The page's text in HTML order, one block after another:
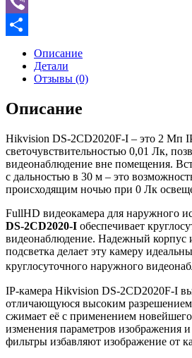
Viber
Отправить
Описание
Детали
Отзывы (0)
Описание
Hikvision DS-2CD2020F-I – это 2 Mп
светочувствительностью 0,01 Лк,
видеонаблюдение вне помещения.
с дальностью в 30 м – это
происходящим ночью при 0 Лк
FullHD видеокамера для наружного
DS-2CD2020-I обеспечивает
видеонаблюдение. Надежный корпус
подсветка делает эту камеру
круглосуточного наружного
IP-камера Hikvision DS-2CD2020F-I
отличающуюся высоким
сжимает её с применением
изменения параметров изображения
фильтры избавляют изображение от